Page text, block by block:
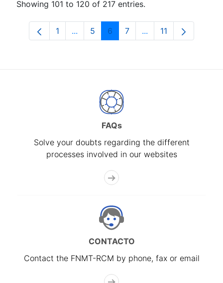
Showing 101 to 120 of 217 entries.
Page
1 ...Intermediate Pages Use TAB to
Page
5 Page
6 Page
7 ...Intermediate Pages
Page
11
FAQs
Solve your doubts regarding the different
processes involved in our websites
CONTACTO
Contact the FNMT-RCM by phone, fax or email